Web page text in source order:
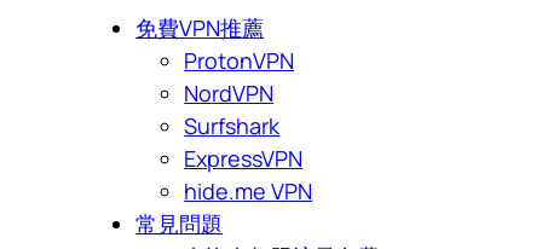
免費VPN推薦
ProtonVPN
NordVPN
Surfshark
ExpressVPN
hide.me VPN
常見問題